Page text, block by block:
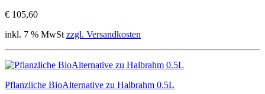
€ 105,60
inkl. 7 % MwSt zzgl. Versandkosten
Pflanzliche BioAlternative zu Halbrahm 0.5L